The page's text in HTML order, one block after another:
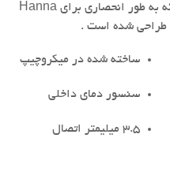
دارای یک اتصال 3.5 میلی متری است که به طور انحصاری برای Hanna
.
ساخته شده در میکروچیپ
سنسور دمای داخلی
3.5 میلیمتر اتصال